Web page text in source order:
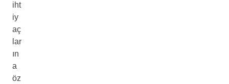
iht
iy
aç
lar
ın
a
öz